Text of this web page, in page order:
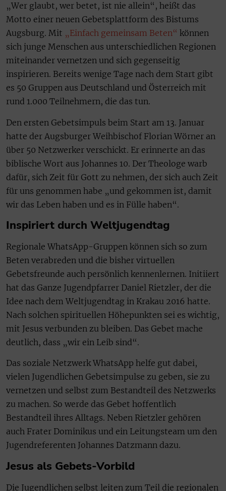
„Wer glaubt, wer betet, ist nie allein“, heißt das
Motto einer neuen Gebetsplattform des Bistums
Augsburg. Mit „Einfach gemeinsam Beten“ können
sich junge Menschen aus unterschiedlichen Regionen
miteinander vernetzen und sich gegenseitig
inspirieren. Bereits wenige Tage nach dem Start gibt
es 50 Gruppen aus Deutschland und Österreich mit
rund 1.000 Teilnehmern, die das tun.
Den ersten Gebetsimpuls beim Start am 13. Januar
hatte der Augsburger Weihbischof Florian Wörner an
über 50 Netzwerker verschickt. Er erinnerte an das
biblische Wort aus Johannes 10. Der Theologe warb
dafür, sich Zeit für Gott zu nehmen, der sich auch Zeit
für uns genommen habe „und gekommen ist, damit
wir das Leben haben und es in Fülle haben“.
Inspiriert durch Weltjugendtag
Regionale WhatsApp-Gruppen können sich so zum
Beten verabreden und die bisher virtuellen
Gebetsfreunde auch persönlich kennenlernen. Initiiert
hat das Ganze Jugendpfarrer Daniel Rietzler, der die
Idee nach dem Weltjugendtag in Krakau 2016 hatte.
Nach solchen spirituellen Höhepunkten sei es wichtig,
mit Jesus verbunden zu bleiben. Das Gebet mache
deutlich, dass „wir ein Leib sind“.
Das soziale Netzwerk WhatsApp helfe gut dabei,
vielen Jugendlichen Gebetsimpulse zu geben, sie zu
vernetzen und selbst zum Bestandteil des Netzwerks
zu machen. So werde das Gebet hoffentlich
Bestandteil ihres Alltags. Neben Rietzler gehören
auch Frater Dominikus und ein Leitungsteam um den
Jugendreferenten Johannes Datzmann dazu.
Jesus als Gebets-Vorbild
Die Jugendlichen selbst leiten zum Teil die regionalen